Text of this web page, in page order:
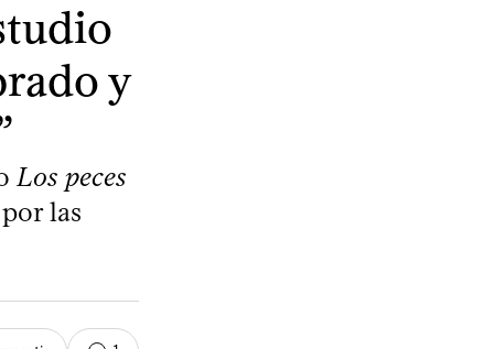
y
Los peces
las